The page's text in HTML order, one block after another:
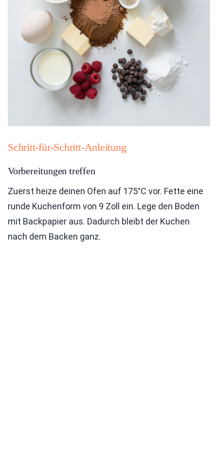
Schritt-für-Schritt-Anleitung
Vorbereitungen treffen
Zuerst heize deinen Ofen auf 175°C vor. Fette eine
runde Kuchenform von 9 Zoll ein. Lege den Boden
mit Backpapier aus. Dadurch bleibt der Kuchen
nach dem Backen ganz.